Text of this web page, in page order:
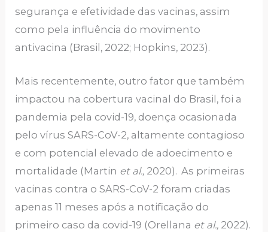
segurança e efetividade das vacinas, assim
como pela influência do movimento
antivacina (Brasil, 2022; Hopkins, 2023).
Mais recentemente, outro fator que também
impactou na cobertura vacinal do Brasil, foi a
pandemia pela covid-19, doença ocasionada
pelo vírus SARS-CoV-2, altamente contagioso
e com potencial elevado de adoecimento e
mortalidade (Martin et al., 2020). As primeiras
vacinas contra o SARS-CoV-2 foram criadas
apenas 11 meses após a notificação do
primeiro caso da covid-19 (Orellana et al., 2022).